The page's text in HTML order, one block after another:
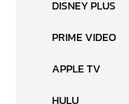
DISNEY PLUS
PRIME VIDEO
APPLE TV